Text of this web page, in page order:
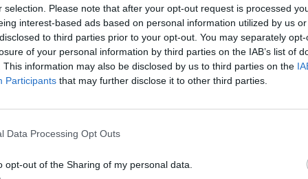
selection. Please note that after your opt-out request is processed
interest-based ads based on personal information utilized by us
to third parties prior to your opt-out. You may separately
of your personal information by third parties on the IAB’s list of
This information may also be disclosed by us to third parties on the
Participants that may further disclose it to other third parties.
Data Processing Opt Outs
opt-out of the Sharing of my personal data.
θετικότητα ακόμα και στις πιο δύσκολες στιγμές.